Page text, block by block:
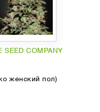
SEED COMPANY
женский пол)